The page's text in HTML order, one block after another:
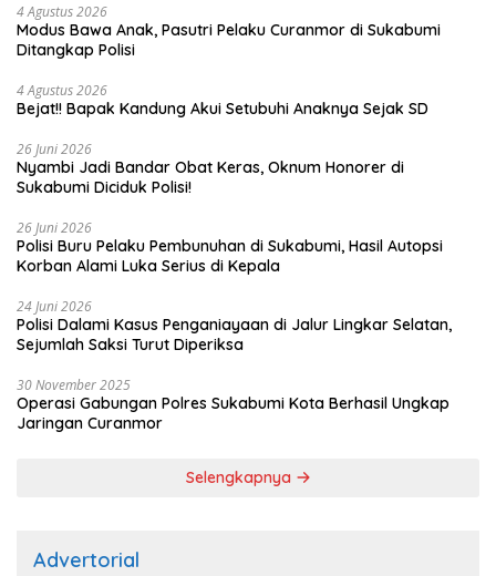
4 Agustus 2026
Modus Bawa Anak, Pasutri Pelaku Curanmor di Sukabumi
Ditangkap Polisi
4 Agustus 2026
Bejat!! Bapak Kandung Akui Setubuhi Anaknya Sejak SD
26 Juni 2026
Nyambi Jadi Bandar Obat Keras, Oknum Honorer di
Sukabumi Diciduk Polisi!
26 Juni 2026
Polisi Buru Pelaku Pembunuhan di Sukabumi, Hasil Autopsi
Korban Alami Luka Serius di Kepala
24 Juni 2026
Polisi Dalami Kasus Penganiayaan di Jalur Lingkar Selatan,
Sejumlah Saksi Turut Diperiksa
30 November 2025
Operasi Gabungan Polres Sukabumi Kota Berhasil Ungkap
Jaringan Curanmor
Selengkapnya
Advertorial